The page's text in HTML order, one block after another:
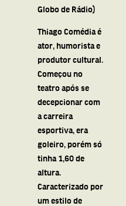
Globo de Rádio)
Thiago Comédia é
ator, humorista e
produtor cultural.
Começou no
teatro após se
decepcionar com
a carreira
esportiva, era
goleiro, porém só
tinha 1,60 de
altura.
Caracterizado por
um estilo de